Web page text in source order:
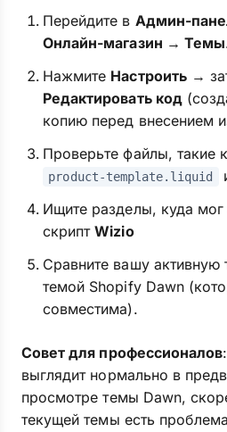
Перейдите в Админ-
Онлайн-магазин → Темы
Нажмите Настроить→
Редактировать код
копию перед внесением
Проверьте файлы, такие
product-template.liquid
Ищите разделы, куда
скриптWizio
Сравните вашу активную
темой Shopify Dawn
совместима).
Совет для профессионалов
выглядит нормально в
просмотре темы Dawn,
текущей темы есть